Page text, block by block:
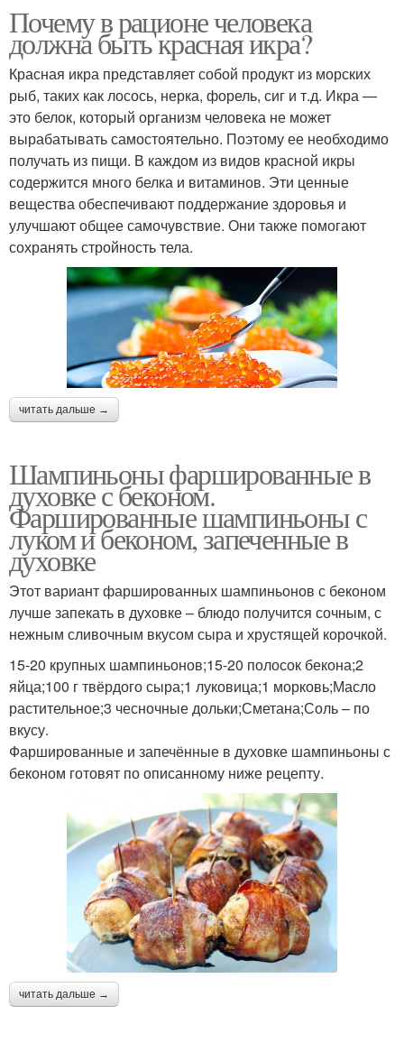
Почему в рационе человека
должна быть красная икра?
Красная икра представляет собой продукт из морских
рыб, таких как лосось, нерка, форель, сиг и т.д. Икра —
это белок, который организм человека не может
вырабатывать самостоятельно. Поэтому ее необходимо
получать из пищи. В каждом из видов красной икры
содержится много белка и витаминов. Эти ценные
вещества обеспечивают поддержание здоровья и
улучшают общее самочувствие. Они также помогают
сохранять стройность тела.
читать дальше →
Шампиньоны фаршированные в
духовке с беконом.
Фаршированные шампиньоны с
луком и беконом, запеченные в
духовке
Этот вариант фаршированных шампиньонов с беконом
лучше запекать в духовке – блюдо получится сочным, с
нежным сливочным вкусом сыра и хрустящей корочкой.
15-20 крупных шампиньонов;15-20 полосок бекона;2
яйца;100 г твёрдого сыра;1 луковица;1 морковь;Масло
растительное;3 чесночные дольки;Сметана;Соль – по
вкусу.
Фаршированные и запечённые в духовке шампиньоны с
беконом готовят по описанному ниже рецепту.
читать дальше →